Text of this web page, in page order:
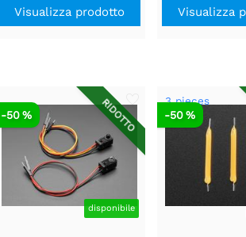
Visualizza prodotto Visualizza
RIDOTTO
disponibile
-50 %
3 pieces
-50 %